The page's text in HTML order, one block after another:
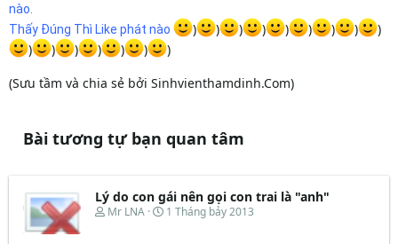
nào.
Thấy Đúng Thì Like phát nào
) ) ) ) ) ) ) )
)
)
) ) ) ) )
)
(Sưu tầm và chia sẻ bởi Sinhvienthamdinh.Com)
Bài tương tự bạn quan tâm
Lý do con gái nên gọi con trai là "anh"
T
Mr LNA
N1 Tháng bảy 2013